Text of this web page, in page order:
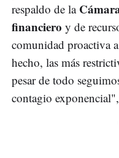
respaldo de la
financiero y de
comunidad proactiva
hecho, las más
pesar de todo
contagio